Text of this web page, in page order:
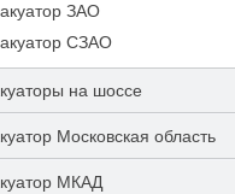
ЗАО
СЗАО
на шоссе
Московская область
МКАД